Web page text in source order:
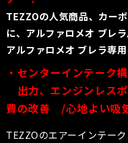
TEZZOの人気商品、カー
に、アルファロメオ ブレ
アルファロメオ ブレラ専
・センターインテーク
出力、エンジンレス
費の改善 /心地よい吸
TEZZOのエアーインテーク